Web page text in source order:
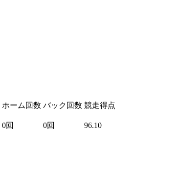
ホーム回数 バック回数 競走得点
0回 0回 96.10